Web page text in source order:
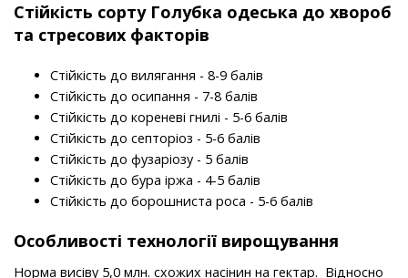
Стійкість сортуГолубка одеська до хвороб
та стресових факторів
Стійкість до вилягання - 8-9 балів
Стійкість до осипання - 7-8 балів
Стійкість до кореневі гнилі - 5-6 балів
Стійкість до септоріоз - 5-6 балів
Стійкість до фузаріозу - 5 балів
Стійкість до бура іржа - 4-5 балів
Стійкість до борошниста роса - 5-6 балів
Особливості технології вирощування
Норма висіву 5,0 млн. схожих насінин на гектар. Відносно